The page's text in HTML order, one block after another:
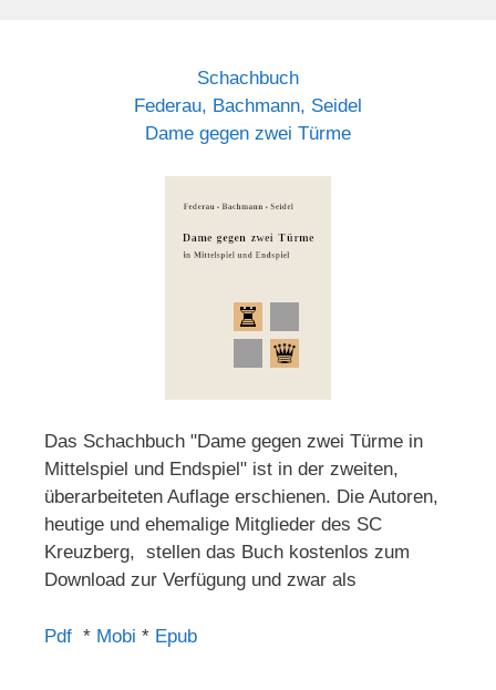
Schachbuch
Federau, Bachmann, Seidel
Dame gegen zwei Türme
Das Schachbuch "Dame gegen zwei Türme in
Mittelspiel und Endspiel" ist in der zweiten,
überarbeiteten Auflage erschienen. Die Autoren,
heutige und ehemalige Mitglieder des SC
Kreuzberg, stellen das Buch kostenlos zum
Download zur Verfügung und zwar als
Pdf * Mobi * Epub